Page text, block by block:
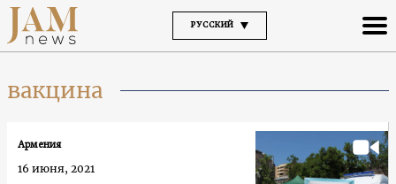
РУССКИЙ
вакцина
Армения
16 июня, 2021